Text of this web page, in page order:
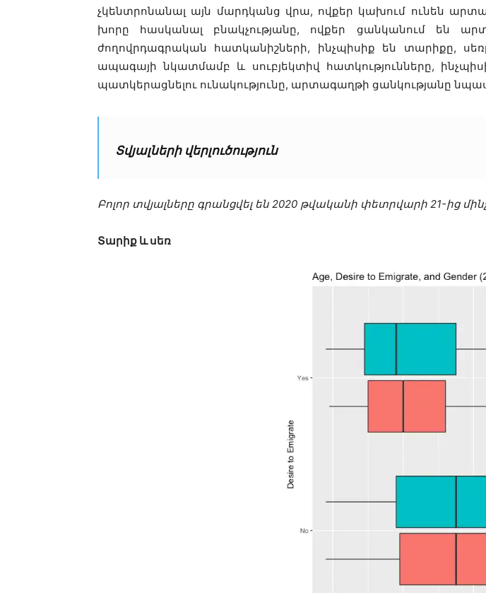
չկենտրոնանալ այն մարդկանց վրա, ովքեր կախում ունեն
խորը հասկանալ բնակչությանը, ովքեր ցանկանում են
ժողովրդագրական հատկանիշների, ինչպիսիք են տարիքը,
ապագայի նկատմամբ և սուբյեկտիվ հատկությունները,
պատկերացնելու ունակությունը, արտագաղթի ցանկությանը
Տվյալների վերլուծություն
Բոլոր տվյալները գրանցվել են 2020 թվականի փետրվարի 21-ից
Տարիք և սեռ